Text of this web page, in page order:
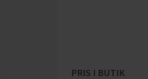
PRIS I BUTIK